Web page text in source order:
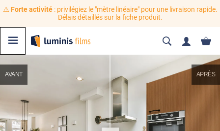
⚠️ Forte activité: privilégiez le "mètre linéaire" pour une livraison rapide.
Délais détaillés sur la fiche produit.
AVANT APRÈS